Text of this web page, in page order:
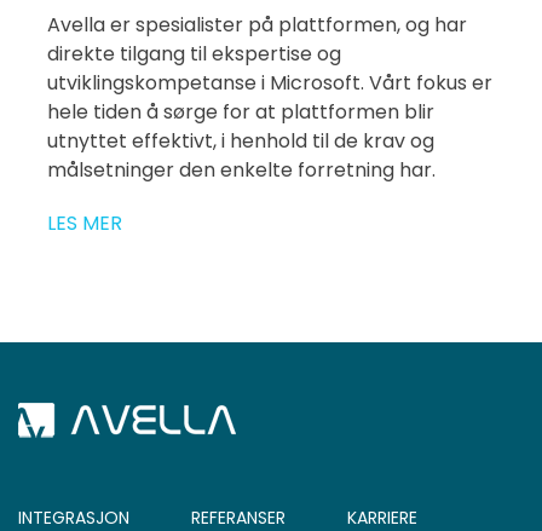
Avella er spesialister på plattformen, og har
direkte tilgang til ekspertise og
utviklingskompetanse i Microsoft. Vårt fokus er
hele tiden å sørge for at plattformen blir
utnyttet effektivt, i henhold til de krav og
målsetninger den enkelte forretning har.
LES MER
INTEGRASJON REFERANSER KARRIERE